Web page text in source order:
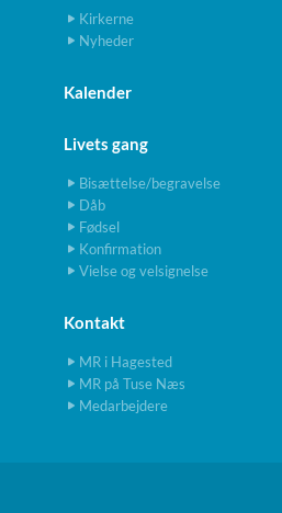
Kirkerne
Nyheder
Kalender
Livets gang
Bisættelse/begravelse
Dåb
Fødsel
Konfirmation
Vielse og velsignelse
Kontakt
MR i Hagested
MR på Tuse Næs
Medarbejdere